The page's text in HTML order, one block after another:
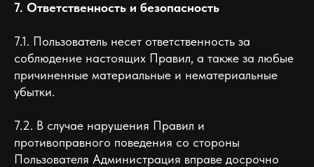
7. Ответственность и безопасность
7.1. Пользователь несет ответственность за
соблюдение настоящих Правил, а также за любые
причиненные материальные и нематериальные
убытки.
7.2. В случае нарушения Правил и
противоправного поведения со стороны
Пользователя Администрация вправе досрочно